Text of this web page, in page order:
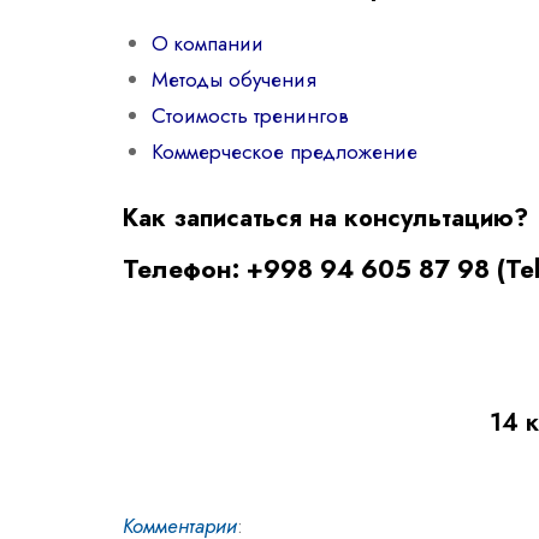
О компании
Методы обучения
Стоимость тренингов
Коммерческое предложение
Как записаться на консультацию?
Телефон: +998 94 605 87 98
14
Комментарии: